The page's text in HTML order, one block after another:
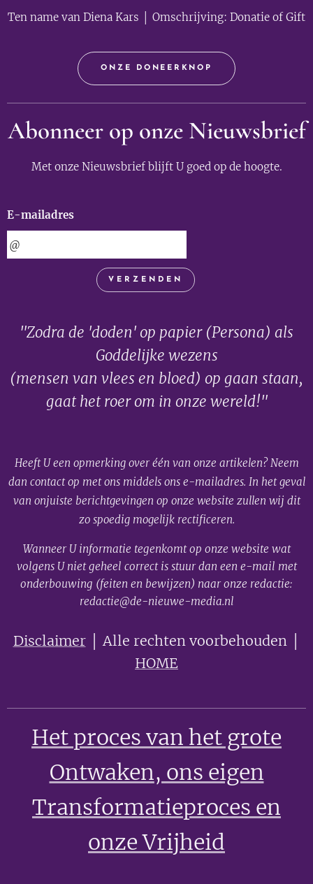
Ten name van Diena Kars │ Omschrijving: Donatie of Gift
ONZE DONEERKNOP
Abonneer op onze Nieuwsbrief
Met onze Nieuwsbrief blijft U goed op de hoogte.
E-mailadres
VERZENDEN
"Zodra de 'doden' op papier (Persona) als
Goddelijke wezens
(mensen van vlees en bloed) op gaan staan,
gaat het roer om in onze wereld!"
Heeft U een opmerking over één van onze artikelen? Neem
dan contact op met ons middels ons e-mailadres. In het geval
van onjuiste berichtgevingen op onze website zullen wij dit
zo spoedig mogelijk rectificeren.
Wanneer U informatie tegenkomt op onze website wat
volgens U niet geheel correct is stuur dan een e-mail met
onderbouwing (feiten en bewijzen) naar onze redactie:
redactie@de-nieuwe-media.nl
Disclaimer│ Alle rechten voorbehouden │
HOME
Het proces van het grote
Ontwaken, ons eigen
Transformatieproces en
onze Vrijheid